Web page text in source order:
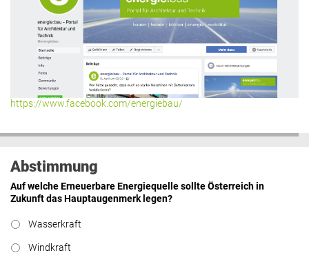
https://www.facebook.com/energiebau/
Abstimmung
Auf welche Erneuerbare Energiequelle sollte Österreich in
Zukunft das Hauptaugenmerk legen?
Wasserkraft
Windkraft